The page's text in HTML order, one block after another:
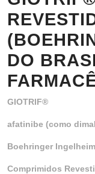
DO
GIOTRIF®
afatinibe (como
Boehringer
Comprimidos